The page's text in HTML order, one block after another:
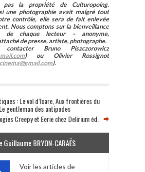
la propriété de Culturopoing.
une photographie avait malgré tout
contrôle, elle sera de fait enlevée
Nous comptons sur la bienveillance
de chaque lecteur – anonyme,
de presse, artiste, photographe.
Bruno Piszczorowicz
) ou Olivier Rossignot
).
: Le vol d’Icare, Aux frontières du
gentleman des antipodes
Creepy et Eerie chez Delirium éd.
Guillaume BRYON-CARAËS
Voir les articles de